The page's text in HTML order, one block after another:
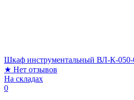
Шкаф инструментальный ВЛ-К-
★ Нет отзывов
На складах
0